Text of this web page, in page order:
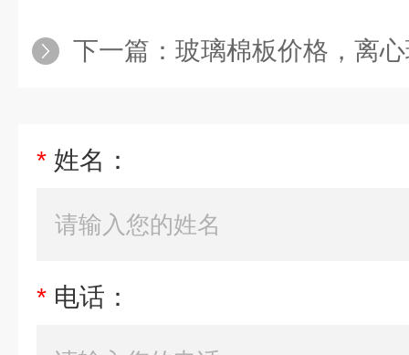
下一篇： 玻璃棉板价格，离心玻
* 姓名：
* 电话：